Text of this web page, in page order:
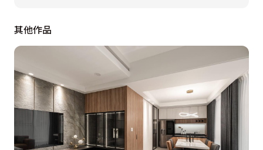
設計概念文字為【海納空間設計】提供
其他作品